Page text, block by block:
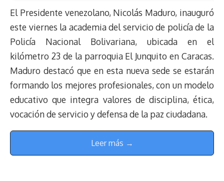
El Presidente venezolano, Nicolás Maduro, inauguró
este viernes la academia del servicio de policía de la
Policía Nacional Bolivariana, ubicada en el
kilómetro 23 de la parroquia El Junquito en Caracas.
Maduro destacó que en esta nueva sede se estarán
formando los mejores profesionales, con un modelo
educativo que integra valores de disciplina, ética,
vocación de servicio y defensa de la paz ciudadana.
Leer más →